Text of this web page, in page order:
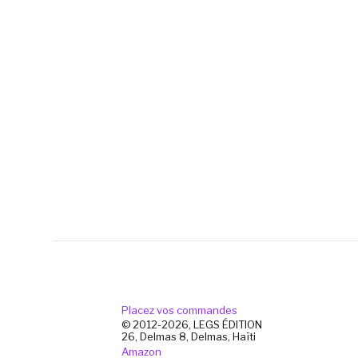
Placez vos commandes
© 2012-2026, LEGS ÉDITION
26, Delmas 8, Delmas, Haïti
Amazon